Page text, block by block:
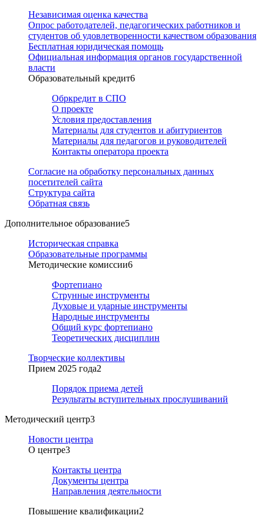
Независимая оценка качества
Опрос работодателей, педагогических работников и
студентов об удовлетворенности качеством образования
Бесплатная юридическая помощь
Официальная информация органов государственной
власти
Образовательный кредит6
Обркредит в СПО
О проекте
Условия предоставления
Материалы для студентов и абитуриентов
Материалы для педагогов и руководителей
Контакты оператора проекта
Согласие на обработку персональных данных
посетителей сайта
Структура сайта
Обратная связь
Дополнительное образование5
Историческая справка
Образовательные программы
Методические комиссии6
Фортепиано
Струнные инструменты
Духовые и ударные инструменты
Народные инструменты
Общий курс фортепиано
Теоретических дисциплин
Творческие коллективы
Прием 2025 года2
Порядок приема детей
Результаты вступительных прослушиваний
Методический центр3
Новости центра
О центре3
Контакты центра
Документы центра
Направления деятельности
Повышение квалификации2